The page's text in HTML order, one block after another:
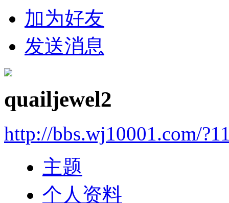
加为好友
发送消息
quailjewel2
http://bbs.wj10001.com/
主题
个人资料